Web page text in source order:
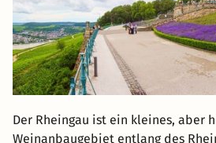
Der Rheingau ist ein kleines, aber
Weinanbaugebiet entlang des